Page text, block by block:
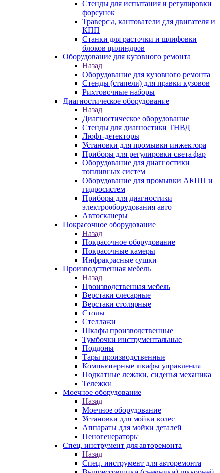
Стенды для испытания и регулировки
форсунок
Траверсы, кантователи для двигателя и
КПП
Станки для расточки и шлифовки
блоков цилиндров
Оборудование для кузовного ремонта
Назад
Оборудование для кузовного ремонта
Стенды (стапели) для правки кузовов
Рихтовочные наборы
Диагностическое оборудование
Назад
Диагностическое оборудование
Стенды для диагностики ТНВД
Люфт-детекторы
Установки для промывки инжектора
Приборы для регулировки света фар
Оборудование для диагностики
топливных систем
Оборудование для промывки АКПП и
гидросистем
Приборы для диагностики
электрооборудования авто
Автосканеры
Покрасочное оборудование
Назад
Покрасочное оборудование
Покрасочные камеры
Инфракрасные сушки
Производственная мебель
Назад
Производственная мебель
Верстаки слесарные
Верстаки столярные
Столы
Стеллажи
Шкафы производственные
Тумбочки инструментальные
Поддоны
Тары производственные
Компьютерные шкафы управления
Подкатные лежаки, сиденья механика
Тележки
Моечное оборудование
Назад
Моечное оборудование
Установки для мойки колес
Аппараты для мойки деталей
Пеногенераторы
Спец. инструмент для авторемонта
Назад
Спец. инструмент для авторемонта